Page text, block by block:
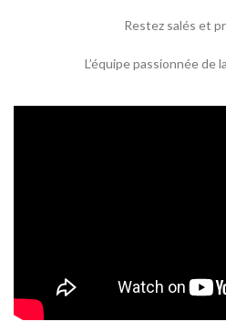
Restez salés et
L’équipe passionnée de